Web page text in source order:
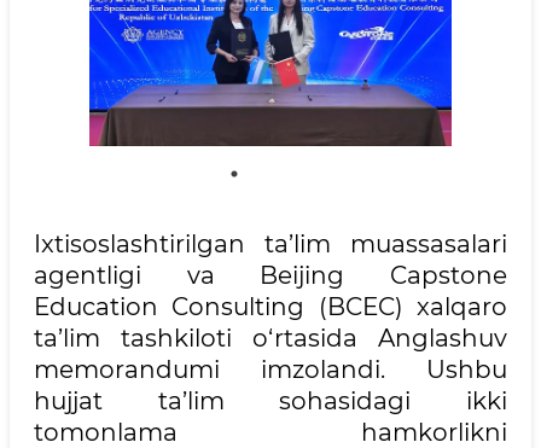
Ixtisoslashtirilgan ta’lim muassasalari
agentligi va Beijing Capstone
Education Consulting (BCEC) xalqaro
ta’lim tashkiloti o‘rtasida Anglashuv
memorandumi imzolandi. Ushbu
hujjat ta’lim sohasidagi ikki
tomonlama hamkorlikni